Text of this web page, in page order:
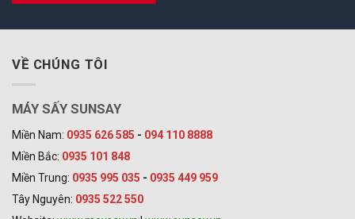
VỀ CHÚNG TÔI
MÁY SẤY SUNSAY
Miền Nam: 0935 626 585 - 094 110 8888
Miền Bắc: 0935 101 848
Miền Trung: 0935 995 035 - 0935 449 959
Tây Nguyên: 0935 522 550